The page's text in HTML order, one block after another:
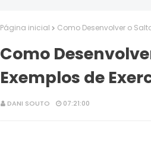
Página inicial Como Desenvolver o
Como
Exemplos de
DANI SOUTO 07:21:00